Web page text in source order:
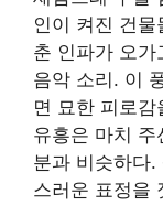
인이 켜진 건
춘 인파가 오
음악 소리. 이
면 묘한 피로
유흥은 마치 주
분과 비슷하다.
스러운 표정을